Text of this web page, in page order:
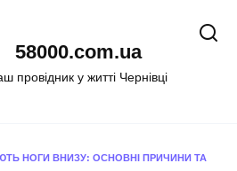
58000.com.ua
провідник у житті Чернівці
НОГИ ВНИЗУ: ОСНОВНІ ПРИЧИНИ ТА